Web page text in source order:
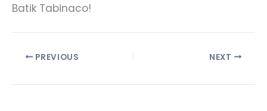
Batik Tabinaco!
PREVIOUS NEXT